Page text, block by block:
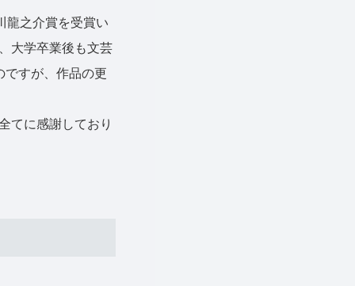
之介賞を受賞い
大学卒業後も文芸
すが、作品の更
てに感謝しており